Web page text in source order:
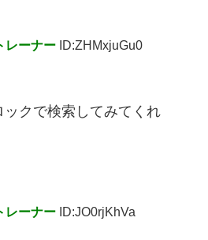
レーナー ID:ZHMxjuGu0
クで検索してみてくれ
レーナー ID:JO0rjKhVa